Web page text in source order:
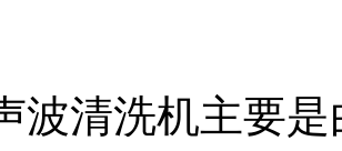
清洗机主要是